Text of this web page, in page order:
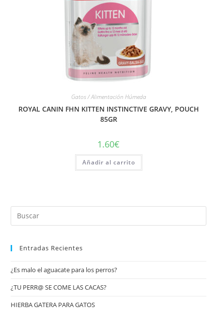
Gatos / Alimentación Húmeda
ROYAL CANIN FHN KITTEN INSTINCTIVE GRAVY, POUCH
85GR
1.60€
Añadir al carrito
Entradas Recientes
¿Es malo el aguacate para los perros?
¿TU PERR@ SE COME LAS CACAS?
HIERBA GATERA PARA GATOS